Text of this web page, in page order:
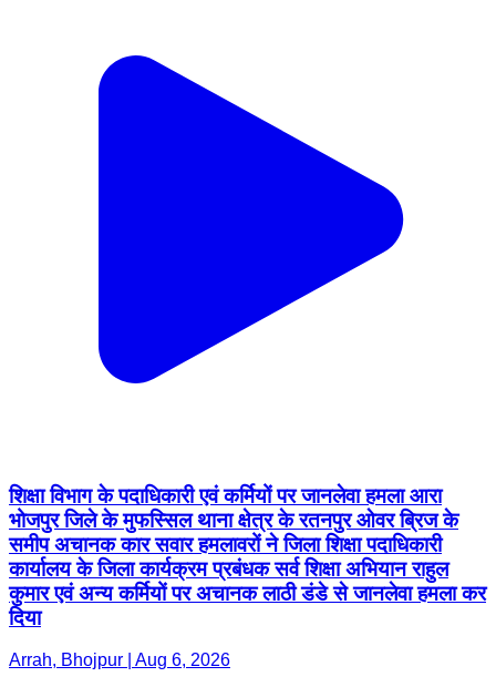
शिक्षा विभाग के पदाधिकारी एवं कर्मियों पर जानलेवा हमला आरा
भोजपुर जिले के मुफस्सिल थाना क्षेत्र के रतनपुर ओवर ब्रिज के
समीप अचानक कार सवार हमलावरों ने जिला शिक्षा पदाधिकारी
कार्यालय के जिला कार्यक्रम प्रबंधक सर्व शिक्षा अभियान राहुल
कुमार एवं अन्य कर्मियों पर अचानक लाठी डंडे से जानलेवा हमला कर
दिया
Arrah, Bhojpur | Aug 6, 2026